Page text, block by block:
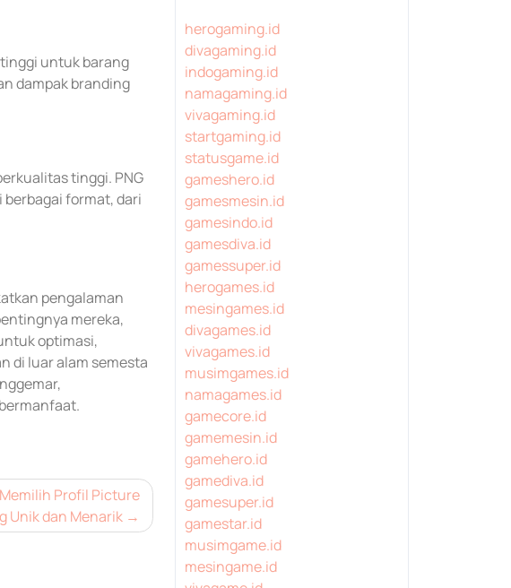
untuk barang
dampak branding
tinggi. PNG
format, dari
pengalaman
mereka,
optimasi,
di luar alam semesta
Profil Picture
Unik dan Menarik
herogaming.id
divagaming.id
indogaming.id
namagaming.id
vivagaming.id
startgaming.id
statusgame.id
gameshero.id
gamesmesin.id
gamesindo.id
gamesdiva.id
gamessuper.id
herogames.id
mesingames.id
divagames.id
vivagames.id
musimgames.id
namagames.id
gamecore.id
gamemesin.id
gamehero.id
gamediva.id
gamesuper.id
gamestar.id
musimgame.id
mesingame.id